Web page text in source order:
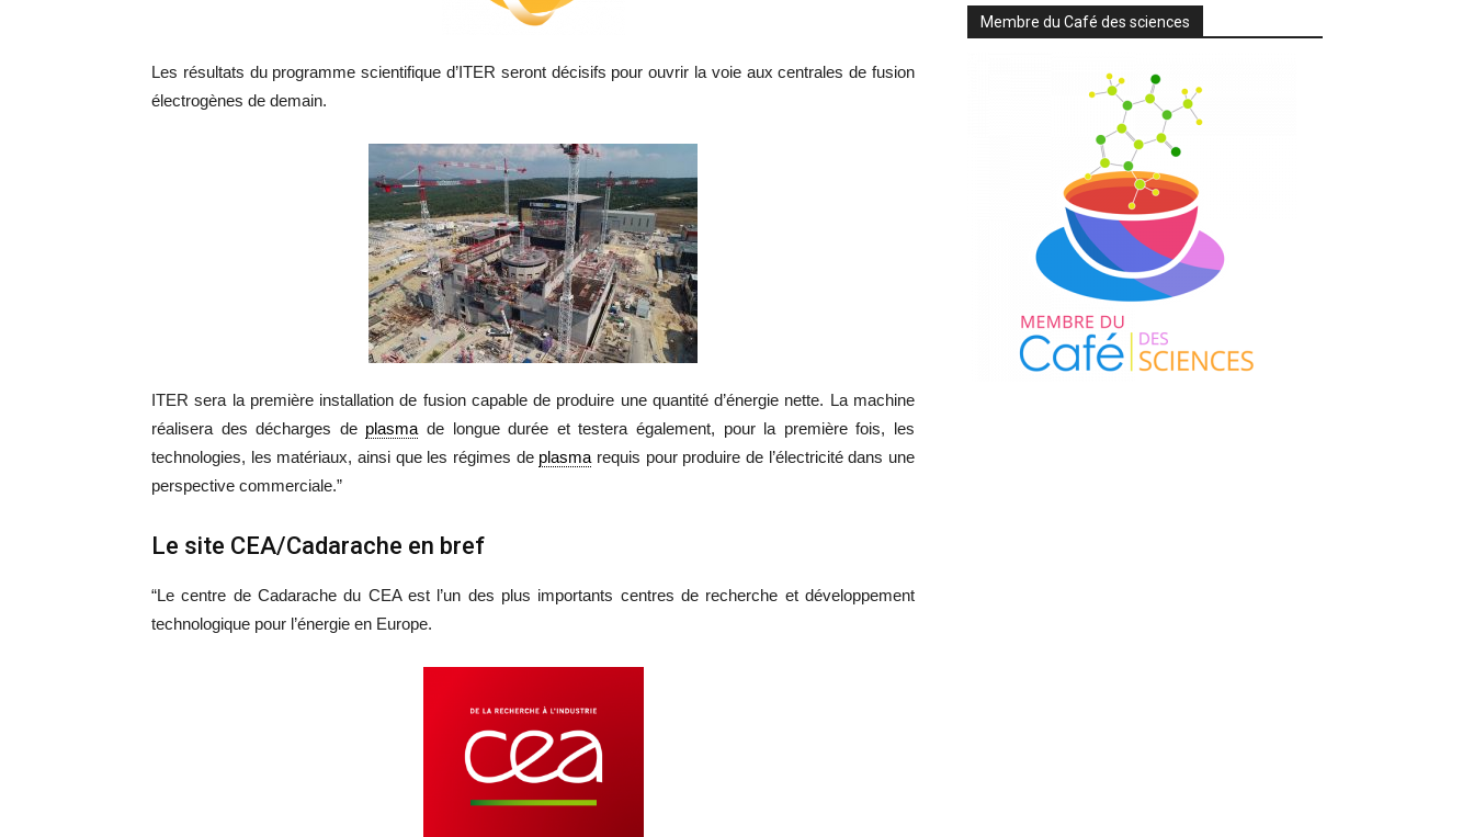
Les résultats du programme scientifique d’ITER seront décisifs pour ouvrir la voie aux centrales de fusion
électrogènes de demain.
ITER sera la première installation de fusion capable de produire une quantité d’énergie nette. La machine
réalisera des décharges de plasma de longue durée et testera également, pour la première fois, les
technologies, les matériaux, ainsi que les régimes de plasma requis pour produire de l’électricité dans une
perspective commerciale.”
Le site CEA/Cadarache en bref
“Le centre de Cadarache du CEA est l’un des plus importants centres de recherche et développement
technologique pour l’énergie en Europe.
Membre du Café des sciences